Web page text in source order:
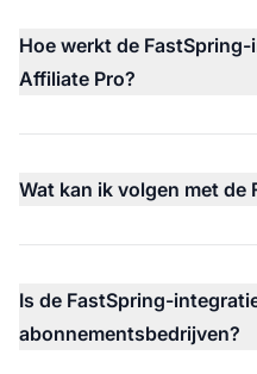
Hoe werkt de
Affiliate Pro?
Wat kan ik volgen met de
Is de FastSpring-
abonnementsbedrijven?